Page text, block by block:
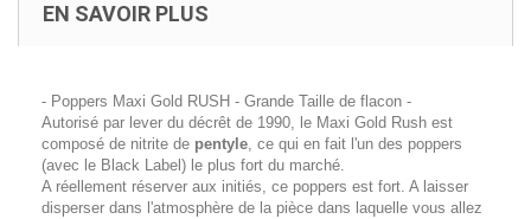
EN SAVOIR PLUS
- Poppers Maxi Gold RUSH - Grande Taille de flacon -
Autorisé par lever du décrêt de 1990, le Maxi Gold Rush est
composé de nitrite de pentyle, ce qui en fait l'un des poppers
(avec le Black Label) le plus fort du marché.
A réellement réserver aux initiés, ce poppers est fort. A laisser
disperser dans l'atmosphère de la pièce dans laquelle vous allez